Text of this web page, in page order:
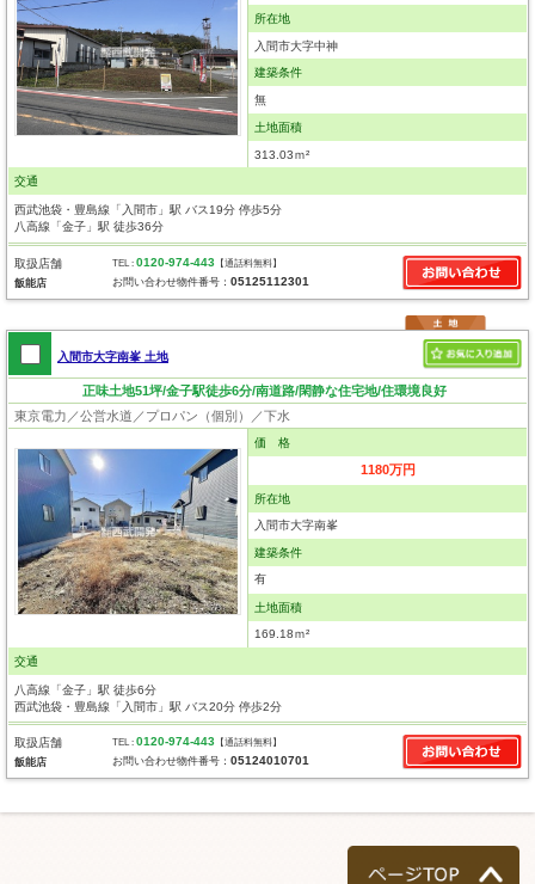
所在地
入間市大字中神
建築条件
無
土地面積
313.03ｍ²
交通
西武池袋・豊島線「入間市」駅 バス19分 停歩5分
八高線「金子」駅 徒歩36分
取扱店舗
飯能店
TEL :0120-974-443 【通話料無料】
お問い合わせ物件番号：05125112301
入間市大字南峯 土地
正味土地51坪/金子駅徒歩6分/南道路/閑静な住宅地/住環境良好
東京電力／公営水道／プロパン（個別）／下水
価 格
1180万円
所在地
入間市大字南峯
建築条件
有
土地面積
169.18ｍ²
交通
八高線「金子」駅 徒歩6分
西武池袋・豊島線「入間市」駅 バス20分 停歩2分
取扱店舗
飯能店
TEL :0120-974-443 【通話料無料】
お問い合わせ物件番号：05124010701